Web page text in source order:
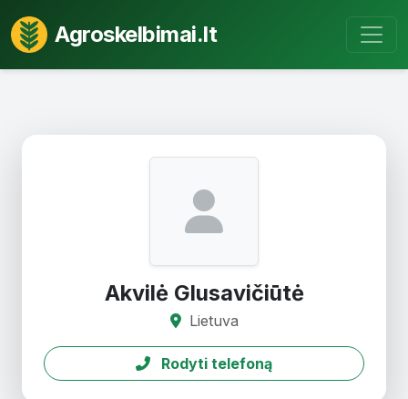
Agroskelbimai.lt
Akvilė Glusavičiūtė
Lietuva
Rodyti telefoną